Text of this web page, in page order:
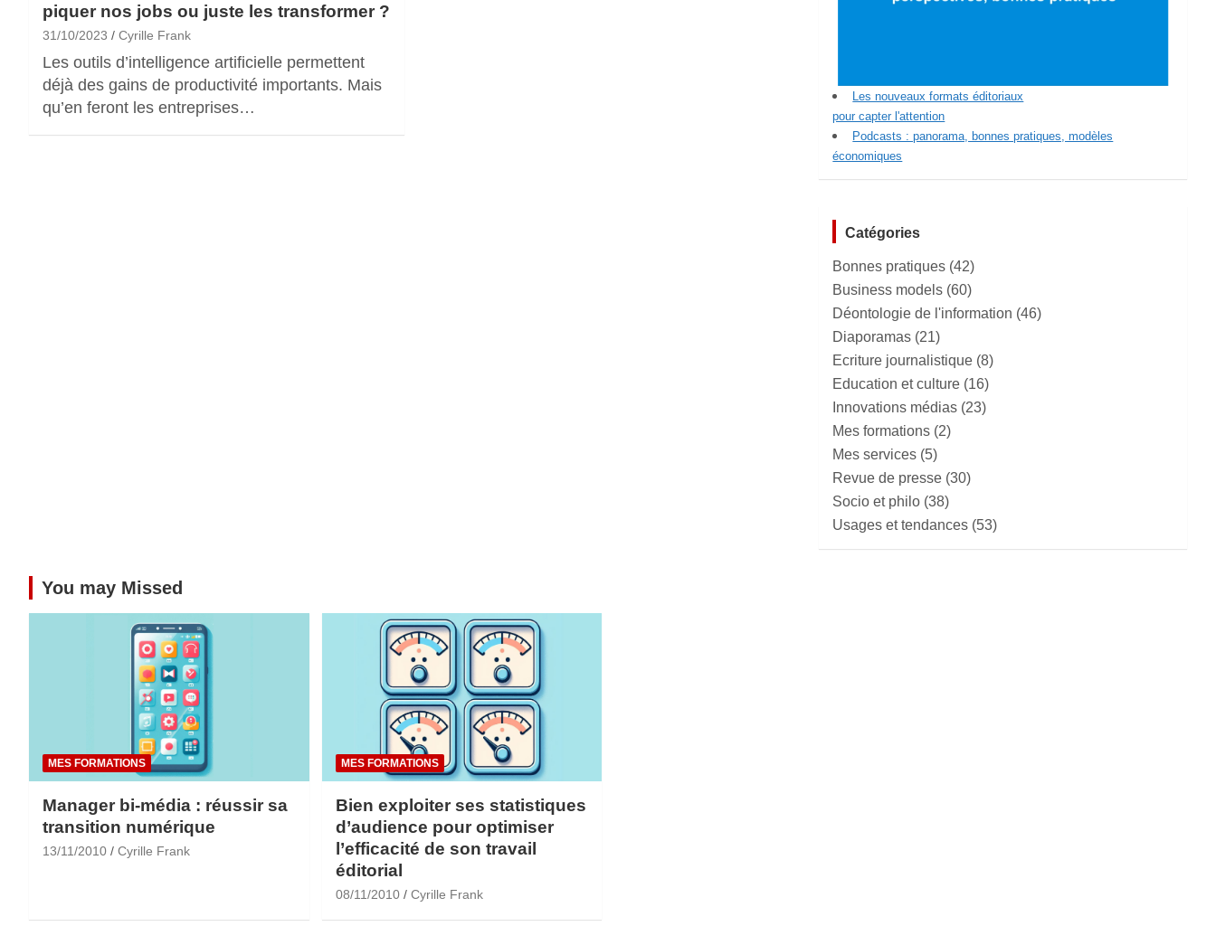
piquer nos jobs ou juste les transformer ?
31/10/2023 Cyrille Frank
Les outils d’intelligence artificielle permettent
déjà des gains de productivité importants. Mais
qu’en feront les entreprises…
Les nouveaux formats éditoriaux
pour capter l'attention
Podcasts : panorama, bonnes pratiques, modèles
économiques
Catégories
Bonnes pratiques (42)
Business models (60)
Déontologie de l'information (46)
Diaporamas (21)
Ecriture journalistique (8)
Education et culture (16)
Innovations médias (23)
Mes formations (2)
Mes services (5)
Revue de presse (30)
Socio et philo (38)
Usages et tendances (53)
You may Missed
MES FORMATIONS
Manager bi-média : réussir sa
transition numérique
13/11/2010 Cyrille Frank
MES FORMATIONS
Bien exploiter ses statistiques
d’audience pour optimiser
l’efficacité de son travail
éditorial
08/11/2010 Cyrille Frank